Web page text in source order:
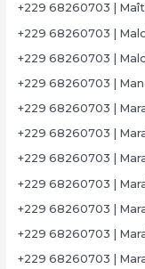
+229 68260703 |
+229 68260703 |
+229 68260703 |
+229 68260703 |
+229 68260703 |
+229 68260703 |
+229 68260703 |
+229 68260703 |
+229 68260703 |
+229 68260703 |
+229 68260703 |